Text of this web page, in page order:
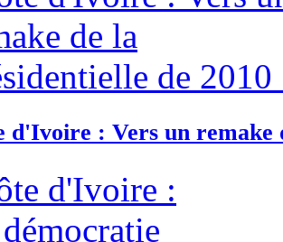
d'Ivoire : Vers un remake